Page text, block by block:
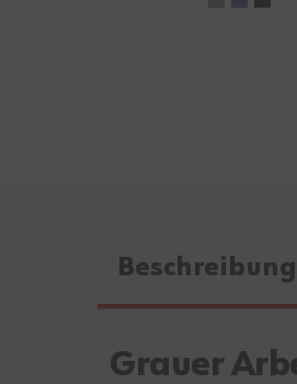
Beschreibung
Grauer